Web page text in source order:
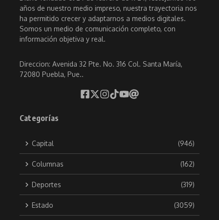
años de nuestro medio impreso, nuestra trayectoria nos
ha permitido crecer y adaptarnos a medios digitales.
Somos un medio de comunicación completo, con
información objetiva y real.
Direccion: Avenida 32 Pte. No. 316 Col. Santa María,
72080 Puebla, Pue..
Categorías
Capital (946)
Columnas (162)
Deportes (319)
Estado (3059)